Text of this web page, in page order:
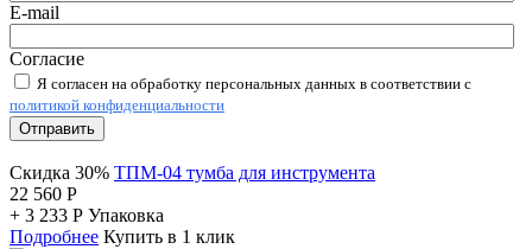
E-mail
Согласие
Я согласен на обработку персональных данных в соответствии с
политикой конфиденциальности
Отправить
Скидка 30% ТПМ-04 тумба для инструмента
22 560 Р
+ 3 233 Р Упаковка
Подробнее Купить в 1 клик